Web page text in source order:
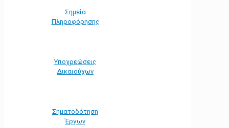
Σημεία
Πληροφόρησης
Υποχρεώσεις
Δικαιούχων
Σηματοδότηση
Έργων